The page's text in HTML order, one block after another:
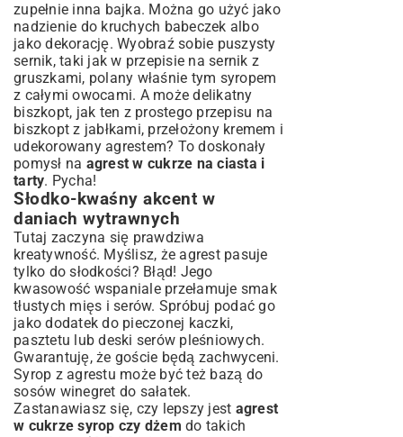
zupełnie inna bajka. Można go użyć jako
nadzienie do kruchych babeczek albo
jako dekorację. Wyobraź sobie puszysty
sernik, taki jak w przepisie na sernik z
gruszkami, polany właśnie tym syropem
z całymi owocami. A może delikatny
biszkopt, jak ten z prostego przepisu na
biszkopt z jabłkami, przełożony kremem i
udekorowany agrestem? To doskonały
pomysł na agrest w cukrze na ciasta i
tarty. Pycha!
Słodko-kwaśny akcent w
daniach wytrawnych
Tutaj zaczyna się prawdziwa
kreatywność. Myślisz, że agrest pasuje
tylko do słodkości? Błąd! Jego
kwasowość wspaniale przełamuje smak
tłustych mięs i serów. Spróbuj podać go
jako dodatek do pieczonej kaczki,
pasztetu lub deski serów pleśniowych.
Gwarantuję, że goście będą zachwyceni.
Syrop z agrestu może być też bazą do
sosów winegret do sałatek.
Zastanawiasz się, czy lepszy jest agrest
w cukrze syrop czy dżem do takich